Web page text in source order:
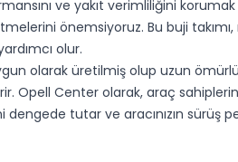
ve yakıt verimliliğini
önemsiyoruz. Bu buji
olur.
olarak üretilmiş olup uzun
Opell Center olarak, araç
tutar ve aracınızın sürüş